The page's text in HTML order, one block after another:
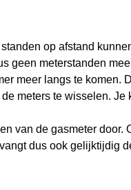
op afstand
geen meterstanden
meer langs te komen.
meters te wisselen.
van de gasmeter door.
dus ook gelijktijdig